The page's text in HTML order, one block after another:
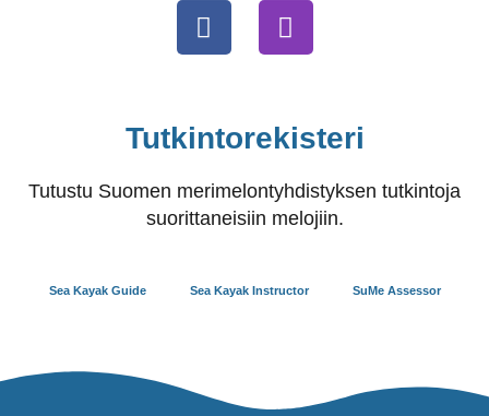
Tutkintorekisteri
Tutustu Suomen merimelontyhdistyksen tutkintoja
suorittaneisiin melojiin.
Sea Kayak Guide Sea Kayak Instructor SuMe Assessor